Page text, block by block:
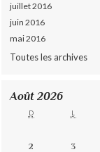
juillet 2016
juin 2016
mai 2016
Toutes les archives
Août 2026
D L
2
3